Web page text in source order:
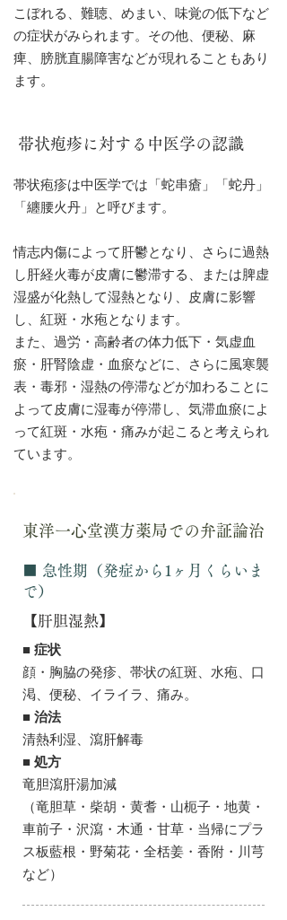
こぼれる、難聴、めまい、味覚の低下など
の症状がみられます。その他、便秘、麻
痺、膀胱直腸障害などが現れることもあり
ます。
帯状疱疹に対する中医学の認識
帯状疱疹は中医学では「蛇串瘡」「蛇丹」
「纏腰火丹」と呼びます。
情志内傷によって肝鬱となり、さらに過熱
し肝経火毒が皮膚に鬱滞する、または脾虚
湿盛が化熱して湿熱となり、皮膚に影響
し、紅斑・水疱となります。
また、過労・高齢者の体力低下・気虚血
瘀・肝腎陰虚・血瘀などに、さらに風寒襲
表・毒邪・湿熱の停滞などが加わることに
よって皮膚に湿毒が停滞し、気滞血瘀によ
って紅斑・水疱・痛みが起こると考えられ
ています。
東洋一心堂漢方薬局での弁証論治
■ 急性期（発症から1ヶ月くらいま
で）
【肝胆湿熱】
■ 症状
顔・胸脇の発疹、帯状の紅斑、水疱、口
渇、便秘、イライラ、痛み。
■ 治法
清熱利湿、瀉肝解毒
■ 処方
竜胆瀉肝湯加減
（竜胆草・柴胡・黄耆・山枙子・地黄・
車前子・沢瀉・木通・甘草・当帰にプラ
ス板藍根・野菊花・全栝姜・香附・川芎
など）